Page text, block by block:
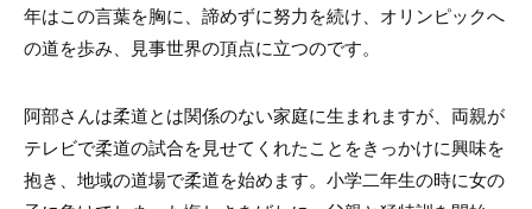
年はこの言葉を胸に、諦めずに努力を続け、オリンピックへ
の道を歩み、見事世界の頂点に立つのです。
阿部さんは柔道とは関係のない家庭に生まれますが、両親が
テレビで柔道の試合を見せてくれたことをきっかけに興味を
抱き、地域の道場で柔道を始めます。小学二年生の時に女の